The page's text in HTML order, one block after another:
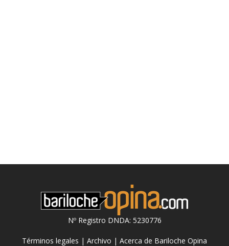
Nº Registro DNDA: 5230776
Términos legales | Archivo | Acerca de Bariloche Opina